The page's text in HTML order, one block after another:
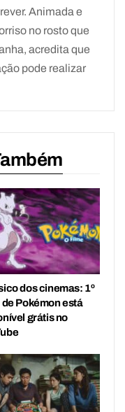
Animada e
no rosto que
acredita que
pode realizar
dos cinemas: 1º
Pokémon está
grátis no